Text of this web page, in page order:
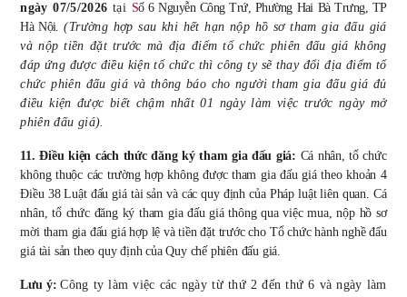
ngày07/5/2026 tại Số 6 Nguyễn Công Trứ, Phường Hai Bà Trưng, TP
Hà Nội. (Trường hợp sau khi hết hạn nộp hồ sơ tham gia đấu giá
và nộp tiền đặt trước mà địa điểm tổ chức phiên đấu giá không
đáp ứng được điều kiện tổ chức thì công ty sẽ thay đổi địa điểm tổ
chức phiên đấu giá và thông báo cho người tham gia đấu giá đủ
điều kiện được biết chậm nhất 01 ngày làm việc trước ngày mở
phiên đấu giá).
11. Điều kiện cách thức đăng ký tham gia đấu giá: Cá nhân, tổ chức
không thuộc các trường hợp không được tham gia đấu giá theokhoản 4
Điều 38 Luật đấu giá tài sản và các quy định của Pháp luật liên quan. Cá
nhân, tổ chức đăng ký tham gia đấu giá thông qua việcmua, nộp hồ sơ
mời tham gia đấu giá hợp lệ và tiền đặt trước cho Tổ chức hành nghề đấu
giá tài sản theo quy định của Quy chế phiênđấu giá.
Lưu ý: Công ty làm việc các ngàytừ thứ 2 đến thứ 6 và ngày làm